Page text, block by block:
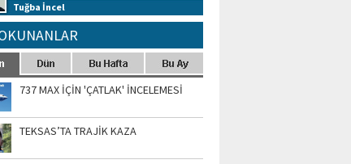
Tuğba İncel
737 MAX İÇİN 'ÇATLAK' İNCELEMESİ
TEKSAS’TA TRAJİK KAZA